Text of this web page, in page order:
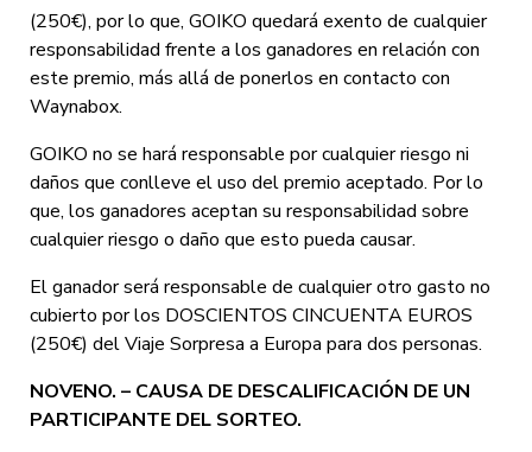
(250€), por lo que, GOIKO quedará exento de cualquier
responsabilidad frente a los ganadores en relación con
este premio, más allá de ponerlos en contacto con
Waynabox.
GOIKO no se hará responsable por cualquier riesgo ni
daños que conlleve el uso del premio aceptado. Por lo
que, los ganadores aceptan su responsabilidad sobre
cualquier riesgo o daño que esto pueda causar.
El ganador será responsable de cualquier otro gasto no
cubierto por los DOSCIENTOS CINCUENTA EUROS
(250€) del Viaje Sorpresa a Europa para dos personas.
NOVENO. – CAUSA DE DESCALIFICACIÓN DE UN
PARTICIPANTE DEL SORTEO.